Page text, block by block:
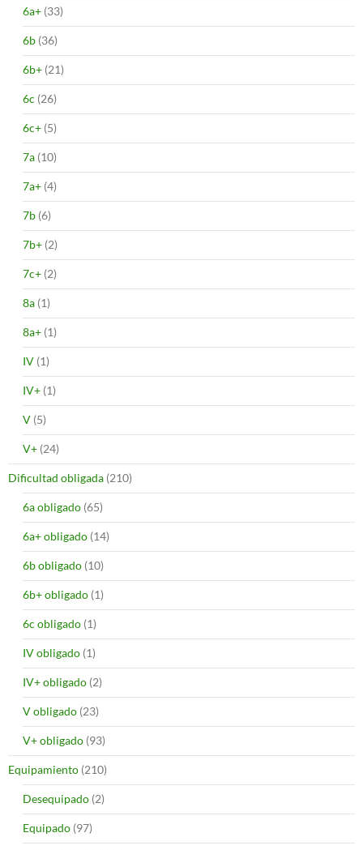
6a+ (33)
6b (36)
6b+ (21)
6c (26)
6c+ (5)
7a (10)
7a+ (4)
7b (6)
7b+ (2)
7c+ (2)
8a (1)
8a+ (1)
IV (1)
IV+ (1)
V (5)
V+ (24)
Dificultad obligada (210)
6a obligado (65)
6a+ obligado (14)
6b obligado (10)
6b+ obligado (1)
6c obligado (1)
IV obligado (1)
IV+ obligado (2)
V obligado (23)
V+ obligado (93)
Equipamiento (210)
Desequipado (2)
Equipado (97)